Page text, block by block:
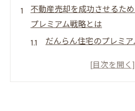
不動産売却を成功させるた
プレミアム戦略とは
だんらん住宅のプレミ
売却活動を成功に導くス